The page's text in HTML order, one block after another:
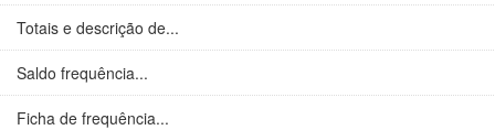
Totais e descrição de...
Saldo frequência...
Ficha de frequência...